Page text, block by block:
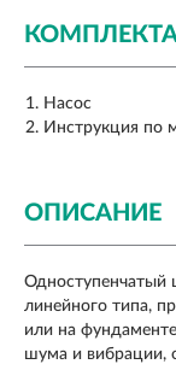
Насос
Инструкция по
ОПИСАНИЕ
Одноступенчатый
линейного типа,
или на
шума и вибрации,